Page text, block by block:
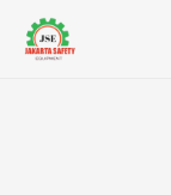
konten